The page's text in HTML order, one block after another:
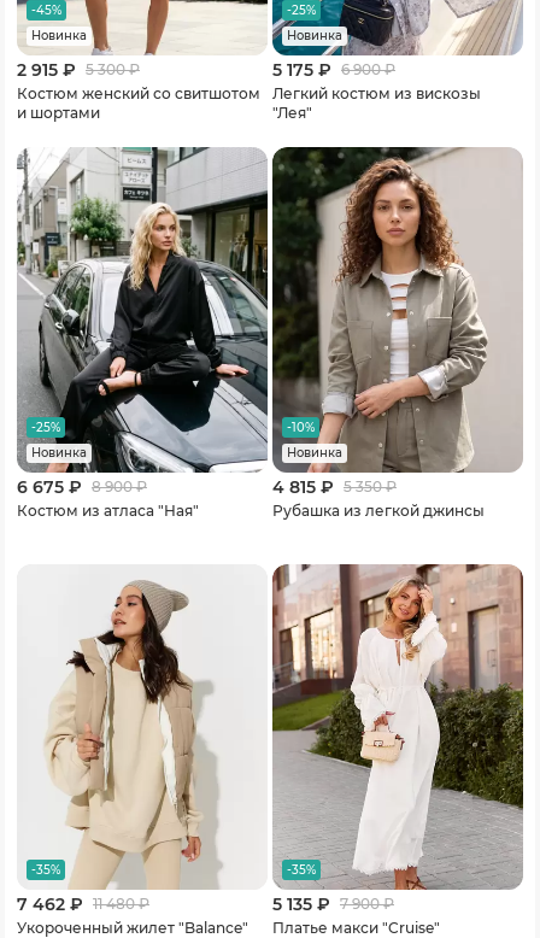
-45%
Новинка
2 915 ₽ 5 300₽
Костюм женский со свитшотом
и шортами
-25%
Новинка
5 175 ₽ 6 900₽
Легкий костюм из вискозы
"Лея"
-25%
Новинка
6 675 ₽ 8 900₽
Костюм из атласа "Ная"
-10%
Новинка
4 815 ₽ 5 350₽
Рубашка из легкой джинсы
-35%
7 462 ₽ 11 480₽
Укороченный жилет "Balance"
-35%
5 135 ₽ 7 900₽
Платье макси "Cruise"